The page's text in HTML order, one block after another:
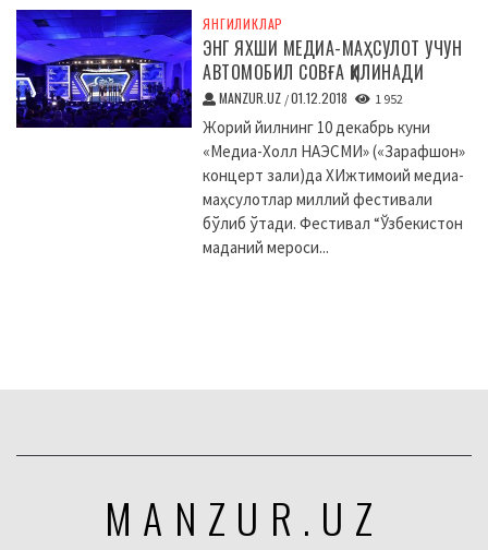
ЯНГИЛИКЛАР
ЭНГ ЯХШИ МЕДИА-МАҲСУЛОТ УЧУН
АВТОМОБИЛ СОВҒА ҚИЛИНАДИ
MANZUR.UZ /01.12.2018 1 952
Жорий йилнинг 10 декабрь куни
«Медиа-Холл НАЭСМИ» («Зарафшон»
концерт зали)да XИжтимоий медиа-
маҳсулотлар миллий фестивали
бўлиб ўтади. Фестивал “Ўзбекистон
маданий мероси...
MANZUR.UZ